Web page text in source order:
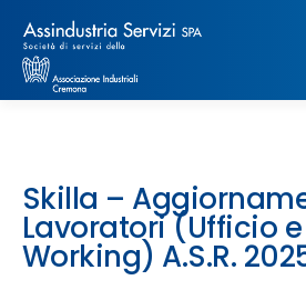
Struttura
Formazione
Skilla –
Lavoratori (Ufficio
Working) A.S.R.